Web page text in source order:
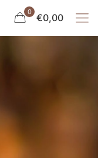
0 €0,00